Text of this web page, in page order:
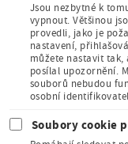
Jsou nezbytné k
vypnout. Většinou
provedli, jako je
nastavení,
můžete nastavit tak,
posílal upozornění.
souborů nebudou
osobní
Soubory cookie